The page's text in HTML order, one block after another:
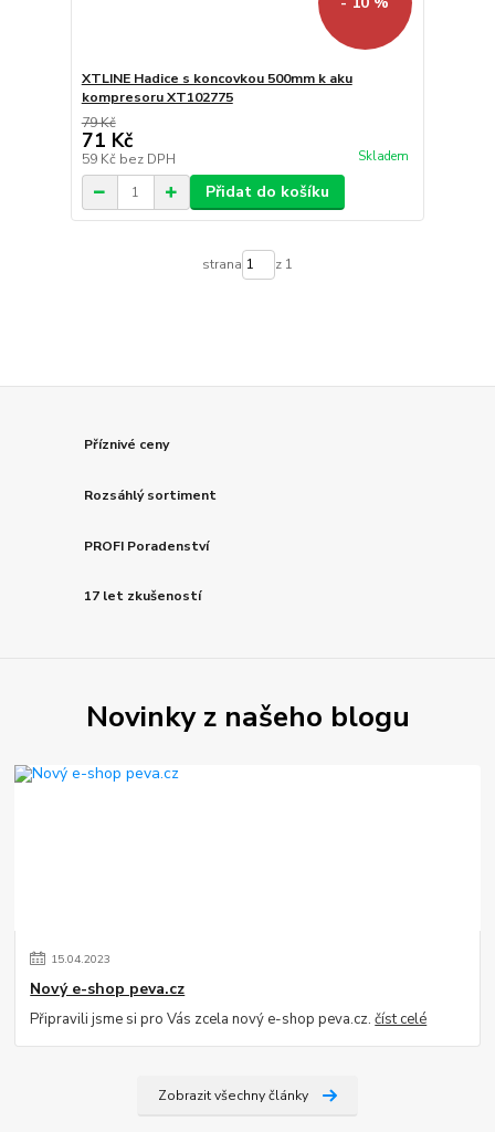
XTLINE Hadice s koncovkou 500mm k aku
kompresoru XT102775
79 Kč
71 Kč
59 Kč bez DPH Skladem
Přidat do košíku
strana z 1
Příznivé ceny
Rozsáhlý sortiment
PROFI Poradenství
17 let zkušeností
Novinky z našeho blogu
15.04.2023
Nový e-shop peva.cz
Připravili jsme si pro Vás zcela nový e-shop peva.cz.číst celé
Zobrazit všechny články